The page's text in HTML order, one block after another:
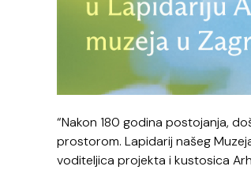
“Nakon 180 godina postojanja,
prostorom. Lapidarij našeg
voditeljica projekta i kustosica